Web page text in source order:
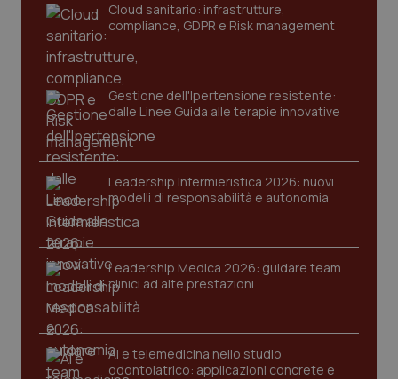
Cloud sanitario: infrastrutture,
compliance, GDPR e Risk management
Gestione dell'Ipertensione resistente:
dalle Linee Guida alle terapie innovative
Leadership Infermieristica 2026: nuovi
modelli di responsabilità e autonomia
Leadership Medica 2026: guidare team
clinici ad alte prestazioni
AI e telemedicina nello studio
odontoiatrico: applicazioni concrete e
CookieScriptConsent
www.quotidianosanita.it